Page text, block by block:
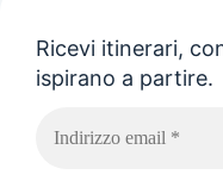
Ricevi itinerari,
ispirano a partire.